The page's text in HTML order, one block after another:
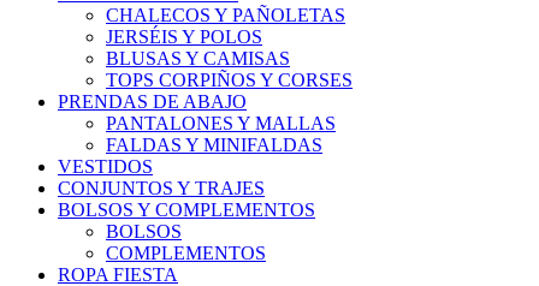
CHALECOS Y PAÑOLETAS
JERSÉIS Y POLOS
BLUSAS Y CAMISAS
TOPS CORPIÑOS Y CORSES
PRENDAS DE ABAJO
PANTALONES Y MALLAS
FALDAS Y MINIFALDAS
VESTIDOS
CONJUNTOS Y TRAJES
BOLSOS Y COMPLEMENTOS
BOLSOS
COMPLEMENTOS
ROPA FIESTA